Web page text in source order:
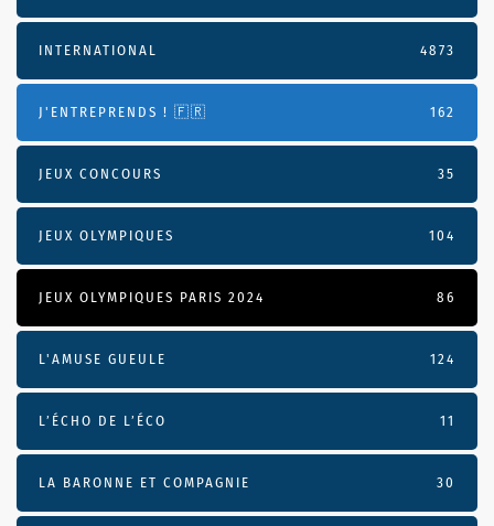
INTERNATIONAL 4873
J'ENTREPRENDS ! 🇫🇷 162
JEUX CONCOURS 35
JEUX OLYMPIQUES 104
JEUX OLYMPIQUES PARIS 2024 86
L'AMUSE GUEULE 124
L’ÉCHO DE L’ÉCO 11
LA BARONNE ET COMPAGNIE 30